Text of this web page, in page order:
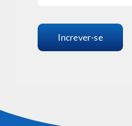
Increver-se